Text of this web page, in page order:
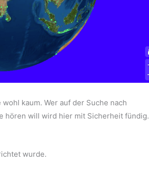
kaum. Wer auf der Suche nach
hören will wird hier mit Sicherheit fündig.
wurde.